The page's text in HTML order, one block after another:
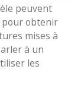
peuvent
pour obtenir
mises à
à un
les